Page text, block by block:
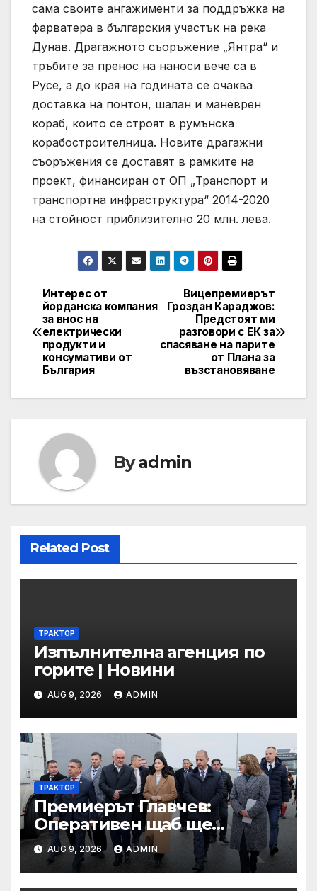
сама своите ангажименти за поддръжка на
фарватера в българския участък на река
Дунав. Драгажното съоръжение „Янтра“ и
тръбите за пренос на наноси вече са в
Русе, а до края на годината се очаква
доставка на понтон, шалан и маневрен
кораб, които се строят в румънска
корабостроителница. Новите драгажни
съоръжения се доставят в рамките на
проект, финансиран от ОП „Транспорт и
транспортна инфраструктура“ 2014-2020
на стойност приблизително 20 млн. лева.
Post
navigation
Вицепремиерът
Гроздан Караджов:
Предстоят ми
разговори с ЕК за
спасяване на парите
от Плана за
възстановяване
Интерес от
йорданска компания
за внос на
електрически
продукти и
консумативи от
България
Byadmin
Related Post
ТРАКТОР
Изпълнителна агенция по
горите | Новини
AUG 9, 2026 ADMIN
ТРАКТОР
Премиерът Главчев:
Оперативен щаб ще
реорганизира структурите
по границата, за да сме
готови за Шенген
AUG 9, 2026 ADMIN